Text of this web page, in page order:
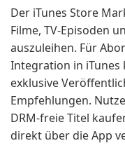
Der iTunes Store
Filme, TV-Episoden
auszuleihen. Für
Integration in iTunes
exklusive
Empfehlungen.
DRM-freie Titel
direkt über die App